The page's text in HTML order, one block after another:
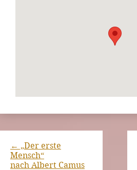
← „Der erste
Mensch“
nach Albert Camus